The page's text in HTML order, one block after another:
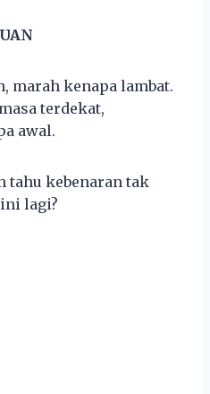
marah kenapa lambat.
terdekat,
awal.
tahu kebenaran tak
lagi?